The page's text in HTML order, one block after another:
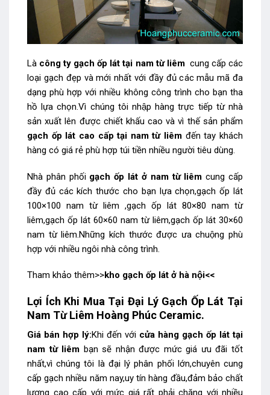
Là công ty gạch ốp lát tại nam từ liêmcung cấp các
loại gạch đẹp và mới nhất với đầy đủ các mẫu mã đa
dạng phù hợp với nhiều không công trình cho bạn tha
hồ lựa chọn.Vì chúng tôi nhập hàng trực tiếp từ nhà
sản xuất lên được chiết khấu cao và vì thế sản phẩm
gạch ốp lát cao cấp tại nam từ liêm đến tay khách
hàng có giá rẻ phù hợp túi tiền nhiều người tiêu dùng.
Nhà phân phối gạch ốp lát ở nam từ liêm cung cấp
đầy đủ các kích thước cho bạn lựa chọn,gạch ốp lát
100×100 nam từ liêm ,gạch ốp lát 80×80 nam từ
liêm,gạch ốp lát 60×60 nam từ liêm,gạch ốp lát 30×60
nam từ liêm.Những kích thước được ưa chuộng phù
hợp với nhiều ngôi nhà công trình.
Tham khảo thêm>>kho gạch ốp lát ở hà nội<<
Lợi Ích Khi Mua Tại Đại Lý Gạch Ốp Lát Tại
Nam Từ Liêm Hoàng Phúc Ceramic.
Giá bán hợp lý:Khi đến với cửa hàng gạch ốp lát tại
nam từ liêm bạn sẽ nhận được mức giá ưu đãi tốt
nhất,vì chúng tôi là đại lý phân phối lớn,chuyên cung
cấp gạch nhiều năm nay,uy tín hàng đầu,đảm bảo chất
lượng cao cấp với mức giá rất phải chăng với nhiều